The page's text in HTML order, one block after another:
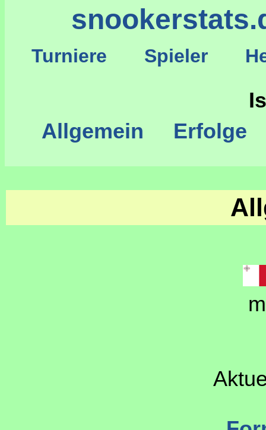
Turniere Spieler
Allgemein Erfolge